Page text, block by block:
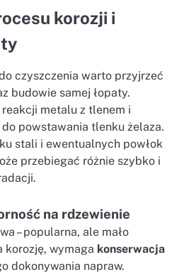
korozji i
czyszczenia warto przyjrzeć
budowie samej łopaty.
metalu z tlenem i
powstawania tlenku żelaza.
stali i ewentualnych powłok
przebiegać różnie szybko i
na rdzewienie
– popularna, ale mało
korozję, wymaga konserwacja
dokonywania napraw.